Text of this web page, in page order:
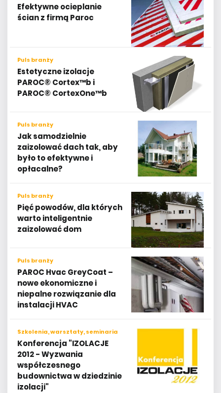
Efektywne ocieplanie
ścian z firmą Paroc
Puls branży
Estetyczne izolacje
PAROC® Cortex™b i
PAROC® CortexOne™b
Puls branży
Jak samodzielnie
zaizolować dach tak, aby
było to efektywne i
opłacalne?
Puls branży
Pięć powodów, dla których
warto inteligentnie
zaizolować dom
Puls branży
PAROC Hvac GreyCoat –
nowe ekonomiczne i
niepalne rozwiązanie dla
instalacji HVAC
Szkolenia, warsztaty, seminaria
Konferencja "IZOLACJE
2012 - Wyzwania
współczesnego
budownictwa w dziedzinie
izolacji"